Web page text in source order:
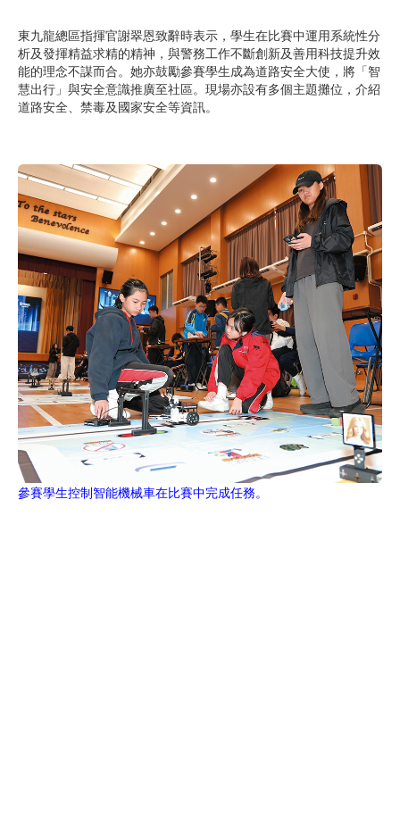
東九龍總區指揮官謝翠恩致辭時表示，學生在比賽中運用系統性分
析及發揮精益求精的精神，與警務工作不斷創新及善用科技提升效
能的理念不謀而合。她亦鼓勵參賽學生成為道路安全大使，將「智
慧出行」與安全意識推廣至社區。現場亦設有多個主題攤位，介紹
道路安全、禁毒及國家安全等資訊。
參賽學生控制智能機械車在比賽中完成任務。